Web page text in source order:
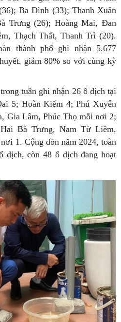
Ba Đình (33); Thanh Xuân
Trưng (26); Hoàng Mai, Đan
Thạch Thất, Thanh Trì (20).
thành phố ghi nhận 5.677
giảm 80% so với cùng kỳ
tuần ghi nhận 26 ổ dịch tại
5; Hoàn Kiếm 4; Phú Xuyên
Gia Lâm, Phúc Thọ mỗi nơi 2;
Bà Trưng, Nam Từ Liêm,
1. Cộng dồn năm 2024, toàn
dịch, còn 48 ổ dịch đang hoạt